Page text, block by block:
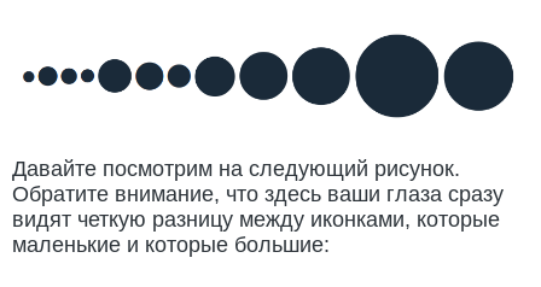
Давайте посмотрим на следующий рисунок.
Обратите внимание, что здесь ваши глаза сразу
видят четкую разницу между иконками, которые
маленькие и которые большие: